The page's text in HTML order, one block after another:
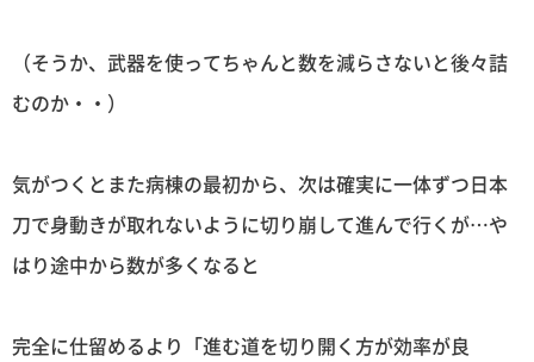
（そうか、武器を使ってちゃんと数を減らさないと後々詰
むのか・・）
気がつくとまた病棟の最初から、次は確実に一体ずつ日本
刀で身動きが取れないように切り崩して進んで行くが…や
はり途中から数が多くなると
完全に仕留めるより「進む道を切り開く方が効率が良